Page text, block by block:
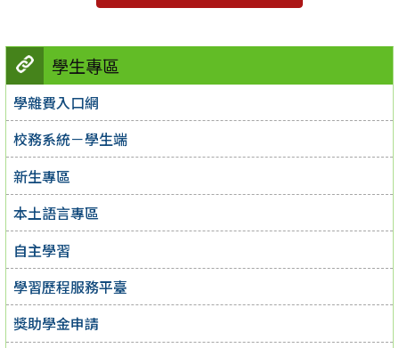
學生專區
學雜費入口網
校務系統－學生端
新生專區
本土語言專區
自主學習
學習歷程服務平臺
獎助學金申請